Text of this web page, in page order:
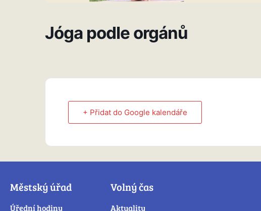
Jóga podle orgánů
+ Přidat do Google kalendáře
Městský úřad
Úřední hodiny
Volný čas
Aktuality